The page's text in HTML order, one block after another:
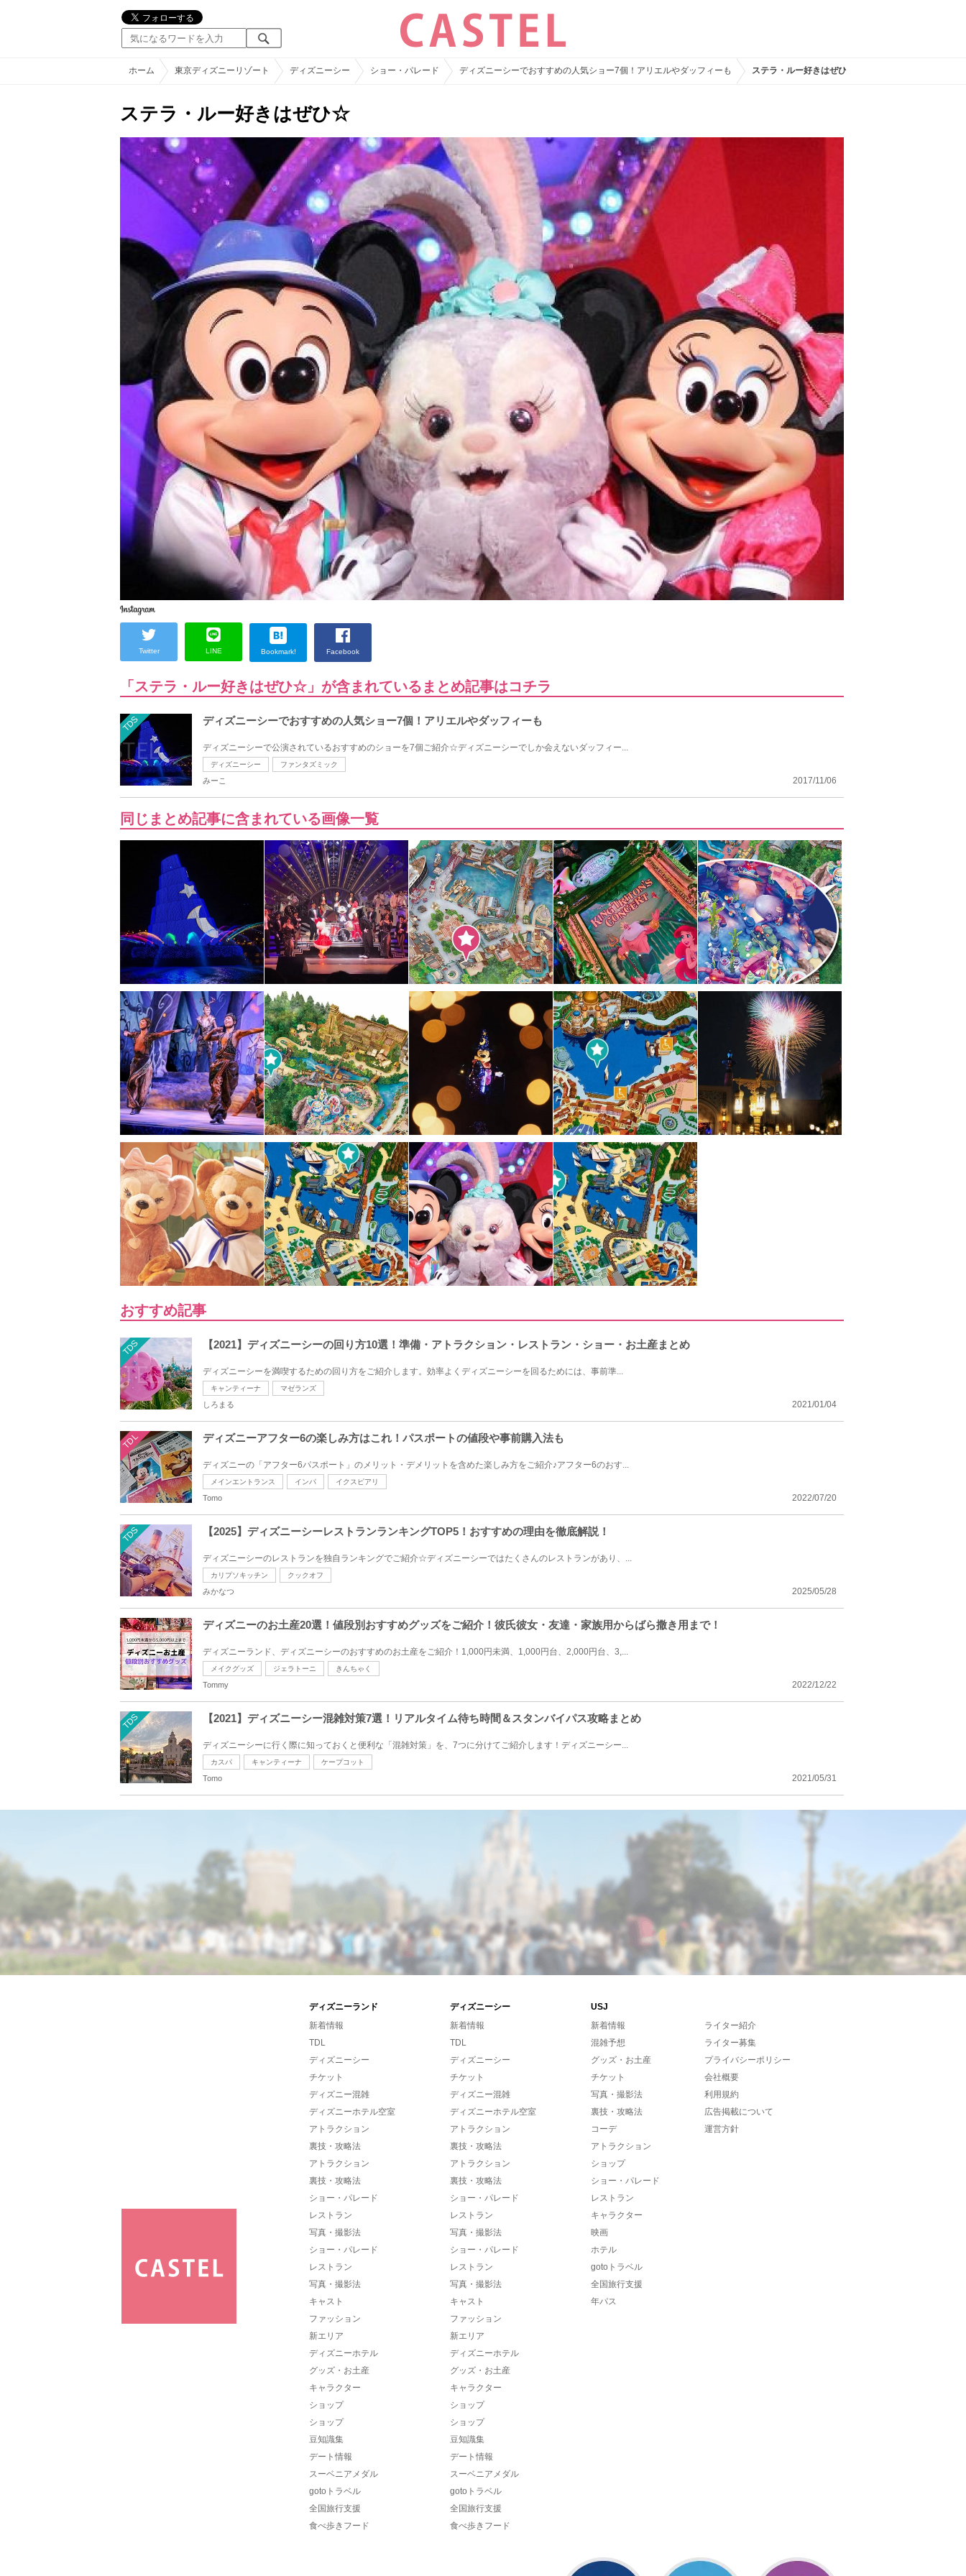
ホーム 東京ディズニーリゾート ディズニーシー ショー・パレード ディズニーシーでおすすめの人気ショー7個！アリエルやダッフィーも ステラ・ルー好きはぜひ☆
ステラ・ルー好きはぜひ☆
Twitter LINE Bookmark! Facebook
「ステラ・ルー好きはぜひ☆」が含まれているまとめ記事はコチラ
TDS ディズニーシーでおすすめの人気ショー7個！アリエルやダッフィーも
ディズニーシーで公演されているおすすめのショーを7個ご紹介☆ディズニーシーでしか会えないダッフィー...
ディズニーシー ファンタズミック
2017/11/06
みーこ
同じまとめ記事に含まれている画像一覧
おすすめ記事
TDS 【2021】ディズニーシーの回り方10選！準備・アトラクション・レストラン・ショー・お土産まとめ
ディズニーシーを満喫するための回り方をご紹介します。効率よくディズニーシーを回るためには、事前準...
キャンティーナ マゼランズ
2021/01/04
しろまる
TDL ディズニーアフター6の楽しみ方はこれ！パスポートの値段や事前購入法も
ディズニーの「アフター6パスポート」のメリット・デメリットを含めた楽しみ方をご紹介♪アフター6のおす...
メインエントランス インパ イクスピアリ
2022/07/20
Tomo
TDS 【2025】ディズニーシーレストランランキングTOP5！おすすめの理由を徹底解説！
ディズニーシーのレストランを独自ランキングでご紹介☆ディズニーシーではたくさんのレストランがあり、...
カリプソキッチン クックオフ
2025/05/28
みかなつ
ディズニーのお土産20選！値段別おすすめグッズをご紹介！彼氏彼女・友達・家族用からばら撒き用まで！
ディズニーランド、ディズニーシーのおすすめのお土産をご紹介！1,000円未満、1,000円台、2,000円台、3,...
メイクグッズ ジェラトーニ きんちゃく
2022/12/22
Tommy
TDS 【2021】ディズニーシー混雑対策7選！リアルタイム待ち時間＆スタンバイパス攻略まとめ
ディズニーシーに行く際に知っておくと便利な「混雑対策」を、7つに分けてご紹介します！ディズニーシー...
カスパ キャンティーナ ケープコット
2021/05/31
Tomo
ディズニーランド ディズニーシー
USJ
新着情報
TDL
ディズニーシー
チケット
ディズニー混雑
ディズニーホテル空室
アトラクション
裏技・攻略法
アトラクション
裏技・攻略法
ショー・パレード
レストラン
写真・撮影法
ショー・パレード
レストラン
写真・撮影法
キャスト
ファッション
新エリア
ディズニーホテル
グッズ・お土産
キャラクター
ショップ
ショップ
豆知識集
デート情報
スーベニアメダル
gotoトラベル
全国旅行支援
食べ歩きフード
新着情報
TDL
ディズニーシー
チケット
ディズニー混雑
ディズニーホテル空室
アトラクション
裏技・攻略法
アトラクション
裏技・攻略法
ショー・パレード
レストラン
写真・撮影法
ショー・パレード
レストラン
写真・撮影法
キャスト
ファッション
新エリア
ディズニーホテル
グッズ・お土産
キャラクター
ショップ
ショップ
豆知識集
デート情報
スーベニアメダル
gotoトラベル
全国旅行支援
食べ歩きフード
新着情報
混雑予想
グッズ・お土産
チケット
写真・撮影法
裏技・攻略法
コーデ
アトラクション
ショップ
ショー・パレード
レストラン
キャラクター
映画
ホテル
gotoトラベル
全国旅行支援
年パス
ライター紹介
ライター募集
プライバシーポリシー
会社概要
利用規約
広告掲載について
運営方針